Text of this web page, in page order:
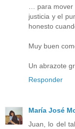
… para mover
justicia y el
honesto
Muy buen
Un abrazote
Responder
María José
Juan, lo del